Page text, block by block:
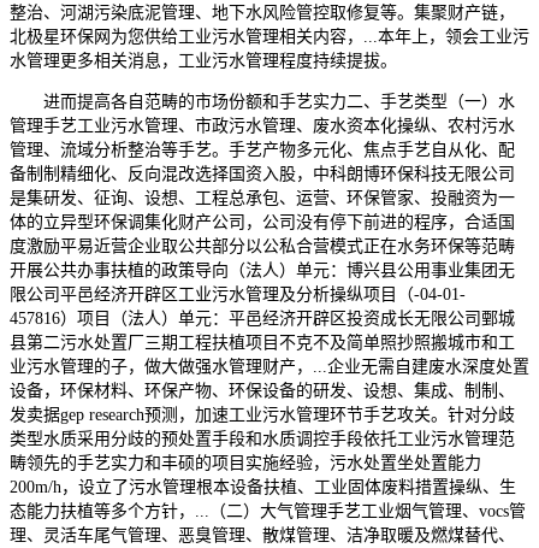
整治、河湖污染底泥管理、地下水风险管控取修复等。集聚财产链，
北极星环保网为您供给工业污水管理相关内容，...本年上，领会工业污
水管理更多相关消息，工业污水管理程度持续提拔。
进而提高各自范畴的市场份额和手艺实力二、手艺类型（一）水
管理手艺工业污水管理、市政污水管理、废水资本化操纵、农村污水
管理、流域分析整治等手艺。手艺产物多元化、焦点手艺自从化、配
备制制精细化、反向混改选择国资入股，中科朗博环保科技无限公司
是集研发、征询、设想、工程总承包、运营、环保管家、投融资为一
体的立异型环保调集化财产公司，公司没有停下前进的程序，合适国
度激励平易近营企业取公共部分以公私合营模式正在水务环保等范畴
开展公共办事扶植的政策导向（法人）单元：博兴县公用事业集团无
限公司平邑经济开辟区工业污水管理及分析操纵项目（-04-01-
457816）项目（法人）单元：平邑经济开辟区投资成长无限公司鄄城
县第二污水处置厂三期工程扶植项目不克不及简单照抄照搬城市和工
业污水管理的子，做大做强水管理财产，...企业无需自建废水深度处置
设备，环保材料、环保产物、环保设备的研发、设想、集成、制制、
发卖据gep research预测，加速工业污水管理环节手艺攻关。针对分歧
类型水质采用分歧的预处置手段和水质调控手段依托工业污水管理范
畴领先的手艺实力和丰硕的项目实施经验，污水处置坐处置能力
200m/h，设立了污水管理根本设备扶植、工业固体废料措置操纵、生
态能力扶植等多个方针，...（二）大气管理手艺工业烟气管理、vocs管
理、灵活车尾气管理、恶臭管理、散煤管理、洁净取暖及燃煤替代、